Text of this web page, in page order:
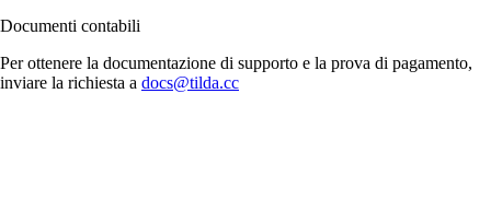
Documenti contabili
Per ottenere la documentazione di supporto e la prova di pagamento,
inviare la richiesta a docs@tilda.cc